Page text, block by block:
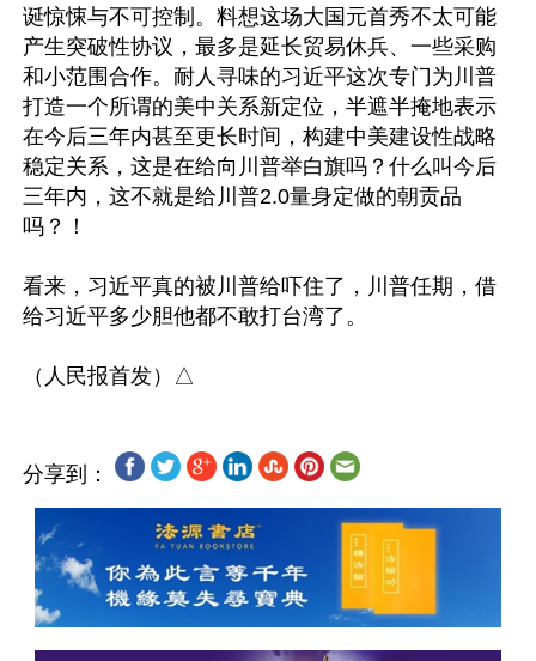
诞惊悚与不可控制。料想这场大国元首秀不太可能
产生突破性协议，最多是延长贸易休兵、一些采购
和小范围合作。耐人寻味的习近平这次专门为川普
打造一个所谓的美中关系新定位，半遮半掩地表示
在今后三年内甚至更长时间，构建中美建设性战略
稳定关系，这是在给向川普举白旗吗？什么叫今后
三年内，这不就是给川普2.0量身定做的朝贡品
吗？！
看来，习近平真的被川普给吓住了，川普任期，借
给习近平多少胆他都不敢打台湾了。
分享到：